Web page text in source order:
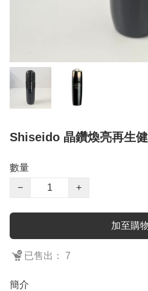
Shiseido 晶鑽煥亮再生
數量
−
+
加至購
已售出： 7
簡介